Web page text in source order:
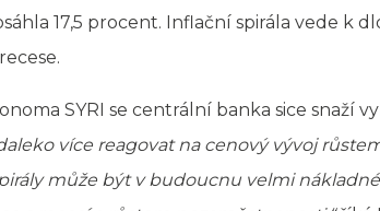
17,5 procent. Inflační spirála vede k
SYRI se centrální banka sice snaží
více reagovat na cenový vývoj
může být v budoucnu velmi